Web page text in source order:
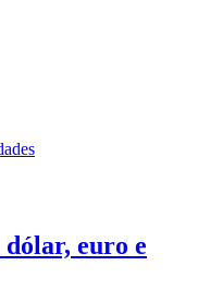
dólar, euro e